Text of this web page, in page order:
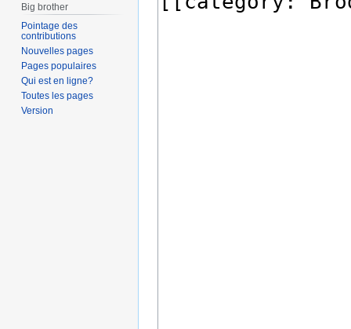
Big brother
Pointage des
contributions
Nouvelles pages
Pages populaires
Qui est en ligne?
Toutes les pages
Version